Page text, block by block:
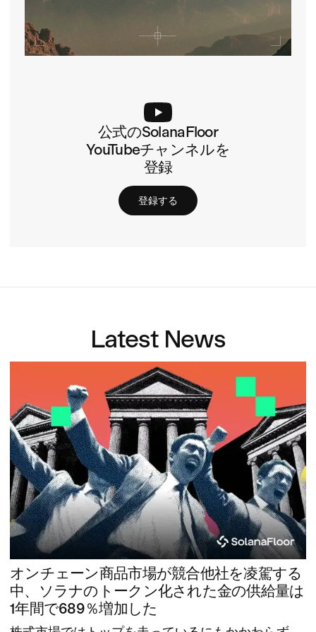
公式のSolanaFloor
YouTubeチャンネルを
登録
登録する
Latest News
オンチェーン商品市場が競合他社を凌駕する
中、ソラナのトークン化された金の供給量は
1年間で689％増加した